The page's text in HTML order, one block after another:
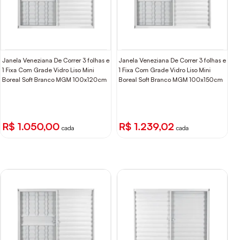
Janela Veneziana De Correr 3 folhas e
1 Fixa Com Grade Vidro Liso Mini
Boreal Soft Branco MGM 100x120cm
R$ 1.050,00 cada
Janela Veneziana De Correr 3 folhas e
1 Fixa Com Grade Vidro Liso Mini
Boreal Soft Branco MGM 100x150cm
R$ 1.239,02 cada